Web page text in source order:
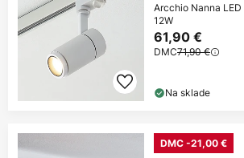
Arcchio Nanna
12W
61,90 €
DMC71,90 €
Na sklade
DMC -21,00 €